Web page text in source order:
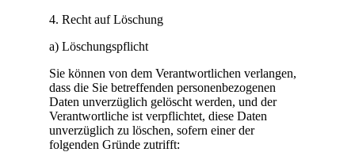
4. Recht auf Löschung
a) Löschungspflicht
Sie können von dem Verantwortlichen verlangen,
dass die Sie betreffenden personenbezogenen
Daten unverzüglich gelöscht werden, und der
Verantwortliche ist verpflichtet, diese Daten
unverzüglich zu löschen, sofern einer der
folgenden Gründe zutrifft: